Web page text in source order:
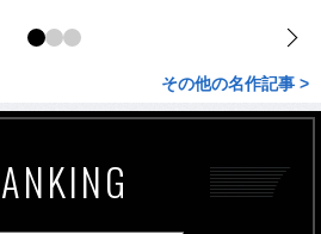
その他の名作記事 >